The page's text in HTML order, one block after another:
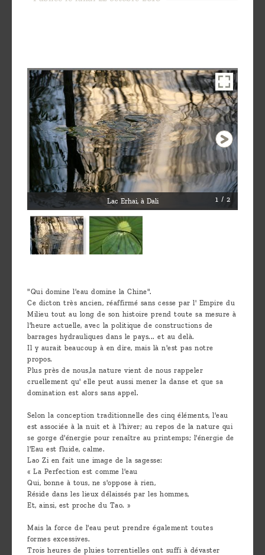
Comment
infuser
votre thé
Contactez-
Lac Erhai, à Dali 1 / 2
"Qui domine l'eau domine la Chine".
Ce dicton très ancien, réaffirmé sans cesse par l' Empire du
Milieu tout au long de son histoire prend toute sa mesure à
l'heure actuelle, avec la politique de constructions de
barrages hydrauliques dans le pays... et au delà.
Il y aurait beaucoup à en dire, mais là n'est pas notre
propos.
Plus près de nous,la nature vient de nous rappeler
cruellement qu' elle peut aussi mener la danse et que sa
domination est alors sans appel.
Selon la conception traditionnelle des cinq éléments, l'eau
est associée à la nuit et à l'hiver; au repos de la nature qui
se gorge d'énergie pour renaître au printemps; l'énergie de
l'Eau est fluide, calme.
Lao Zi en fait une image de la sagesse:
« La Perfection est comme l'eau
Qui, bonne à tous, ne s'oppose à rien,
Réside dans les lieux délaissés par les hommes,
Et, ainsi, est proche du Tao. »
Mais la force de l'eau peut prendre également toutes
formes excessives.
Trois heures de pluies torrentielles ont suffi à dévaster